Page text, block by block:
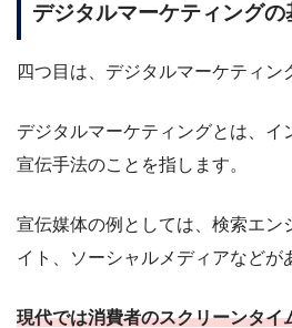
デジタルマーケティングの
四つ目は、デジタルマーケティン
デジタルマーケティングとは、イ
宣伝手法のことを指します。
宣伝媒体の例としては、検索エン
イト、ソーシャルメディアなどが
現代では消費者のスクリーンタイ